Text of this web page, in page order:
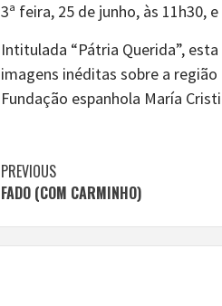
3ª feira, 25 de junho, às 11h30,
Intitulada “Pátria Querida”,
imagens inéditas sobre a
Fundação espanhola María
Continue
Reading
PREVIOUS
FADO (COM CARMINHO)